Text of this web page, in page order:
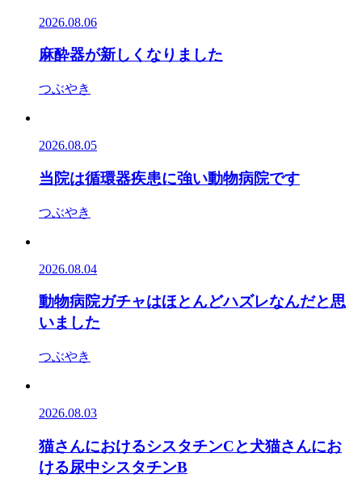
2026.08.06
麻酔器が新しくなりました
つぶやき
2026.08.05
当院は循環器疾患に強い動物病院です
つぶやき
2026.08.04
動物病院ガチャはほとんどハズレなんだと思
いました
つぶやき
2026.08.03
猫さんにおけるシスタチンCと犬猫さんにお
ける尿中シスタチンB